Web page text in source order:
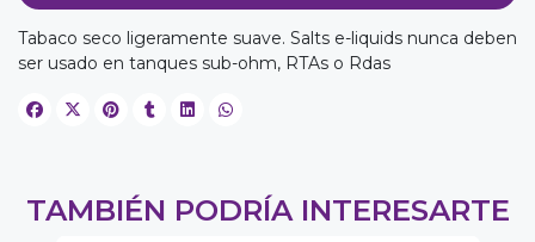
Tabaco seco ligeramente suave. Salts e-liquids nunca deben
ser usado en tanques sub-ohm, RTAs o Rdas
TAMBIÉN PODRÍA INTERESARTE